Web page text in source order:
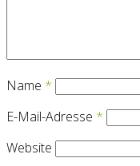
Name *
E-Mail-Adresse *
Website